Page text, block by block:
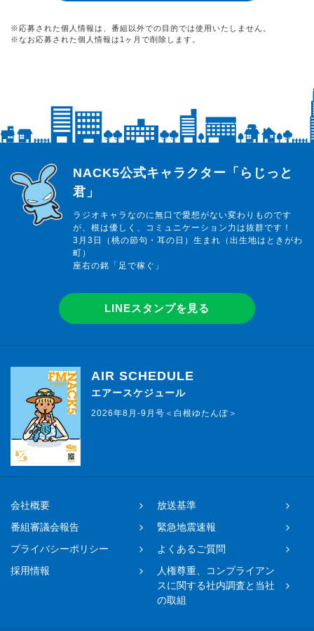
※応募された個人情報は、番組以外での目的では使用いたしません。
※なお応募された個人情報は1ヶ月で削除します。
らじっと君
NACK5公式キャラクター「らじっと
君」
ラジオキャラなのに無口で愛想がない変わりものです
が、根は優しく、コミュニケーション力は抜群です！
3月3日（桃の節句・耳の日）生まれ（出生地はときがわ
町）
座右の銘「足で稼ぐ」
LINEスタンプを見る
AIR SCHEDULE
エアースケジュール
2026年8月-9月号＜白根ゆたんぽ＞
会社概要
放送基準
番組審議会報告
緊急地震速報
プライバシーポリシー
よくあるご質問
採用情報
人権尊重、コンプライアン
スに関する社内調査と当社
の取組